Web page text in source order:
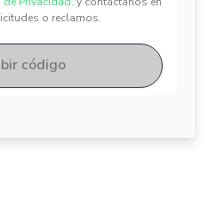
o reclamos.
código